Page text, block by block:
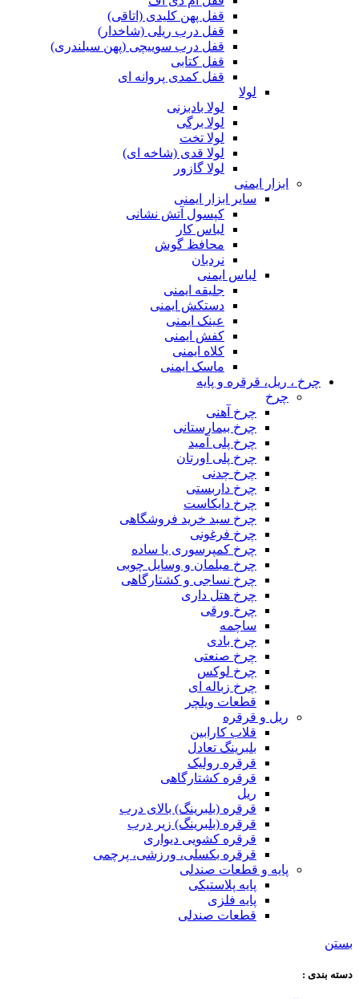
قفل پهن کلیدی (اتاقی)
قفل درب ریلی (شاخدار)
قفل درب سوییچی (پهن سیلندری)
قفل کتابی
قفل کمدی پروانه ای
لولا
لولا بادبزنی
لولا برگی
لولا تخت
لولا قدی (شاخه ای)
لولا گازور
ابزار ایمنی
سایر ابزار ایمنی
کپسول آتش نشانی
لباس کار
محافظ گوش
نردبان
لباس ایمنی
جلیقه ایمنی
دستکش ایمنی
عینک ایمنی
کفش ایمنی
کلاه ایمنی
ماسک ایمنی
چرخ ، ریل، قرقره و پایه
چرخ
چرخ آهنی
چرخ بیمارستانی
چرخ پلی آمید
چرخ پلی اورتان
چرخ چدنی
چرخ داربستی
چرخ دایکاست
چرخ سبد خرید فروشگاهی
چرخ فرغونی
چرخ کمپرسوری یا ساده
چرخ مبلمان و وسایل چوبی
چرخ نساجی و کشتارگاهی
چرخ هتل داری
چرخ ورقی
ساچمه
چرخ بادی
چرخ صنعتی
چرخ لوکس
چرخ زباله ای
قطعات ویلچر
ریل و قرقره
قلاب کارابین
بلبرینگ تعادل
قرقره رولیک
قرقره کشتارگاهی
ریل
قرقره (بلبرینگ) بالای درب
قرقره (بلبرینگ) زیر درب
قرقره کشویی دیواری
قرقره بکسلی، ورزشی، پرچمی
پایه و قطعات صندلی
پایه پلاستیکی
پایه فلزی
قطعات صندلی
بستن
دسته‌ بندی :